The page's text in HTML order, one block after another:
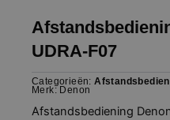
UDRA-F07
Categorieën:
Merk: Denon
Afstandsbediening